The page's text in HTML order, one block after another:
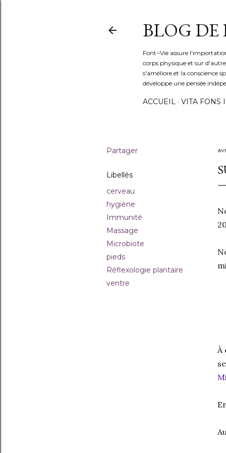
BLOG
Font~Vie assure
corps physique et sur
s'améliore et la conscience
développe une pensée
ACCUEIL VITA FONS
Partager
Libellés
cerveau
hygiène
Immunité
Massage
Microbiote
pieds
Réflexologie plantaire
ventre
À